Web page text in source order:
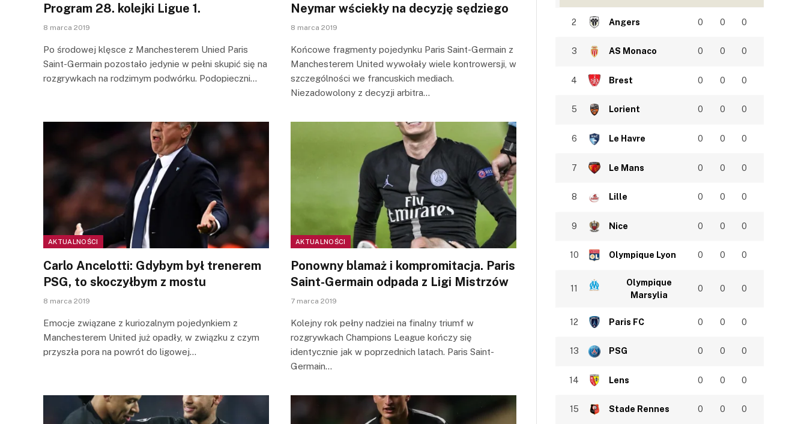
Program 28. kolejki Ligue 1.
8 marca 2019
Po środowej klęsce z Manchesterem Unied Paris
Saint-Germain pozostało jedynie w pełni skupić się na
rozgrywkach na rodzimym podwórku. Podopieczni…
Neymar wściekły na decyzję sędziego
8 marca 2019
Końcowe fragmenty pojedynku Paris Saint-Germain z
Manchesterem United wywołały wiele kontrowersji, w
szczególności we francuskich mediach.
Niezadowolony z decyzji arbitra…
AKTUALNOŚCI
Carlo Ancelotti: Gdybym był trenerem
PSG, to skoczyłbym z mostu
8 marca 2019
Emocje związane z kuriozalnym pojedynkiem z
Manchesterem United już opadły, w związku z czym
przyszła pora na powrót do ligowej…
AKTUALNOŚCI
Ponowny blamaż i kompromitacja. Paris
Saint-Germain odpada z Ligi Mistrzów
7 marca 2019
Kolejny rok pełny nadziei na finalny triumf w
rozgrywkach Champions League kończy się
identycznie jak w poprzednich latach. Paris Saint-
Germain…
2 Angers 0 0 0
3 AS Monaco 0 0 0
4 Brest 0 0 0
5 Lorient 0 0 0
6 Le Havre 0 0 0
7 Le Mans 0 0 0
8 Lille 0 0 0
9 Nice 0 0 0
10 Olympique Lyon 0 0 0
11
Olympique
Marsylia
0 0 0
12 Paris FC 0 0 0
13 PSG 0 0 0
14 Lens 0 0 0
15 Stade Rennes 0 0 0